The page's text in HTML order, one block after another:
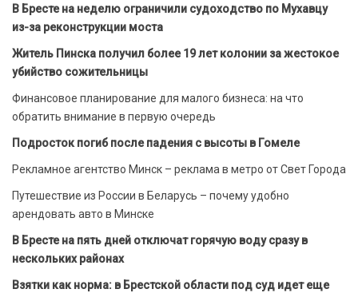
В Бресте на неделю ограничили судоходство по Мухавцу
из-за реконструкции моста
Житель Пинска получил более 19 лет колонии за жестокое
убийство сожительницы
Финансовое планирование для малого бизнеса: на что
обратить внимание в первую очередь
Подросток погиб после падения с высоты в Гомеле
Рекламное агентство Минск – реклама в метро от Свет Города
Путешествие из России в Беларусь – почему удобно
арендовать авто в Минске
В Бресте на пять дней отключат горячую воду сразу в
нескольких районах
Взятки как норма: в Брестской области под суд идет еще